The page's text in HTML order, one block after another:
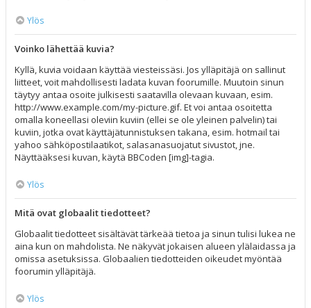
Ylös
Voinko lähettää kuvia?
Kyllä, kuvia voidaan käyttää viesteissäsi. Jos ylläpitäjä on sallinut
liitteet, voit mahdollisesti ladata kuvan foorumille. Muutoin sinun
täytyy antaa osoite julkisesti saatavilla olevaan kuvaan, esim.
http://www.example.com/my-picture.gif. Et voi antaa osoitetta
omalla koneellasi oleviin kuviin (ellei se ole yleinen palvelin) tai
kuviin, jotka ovat käyttäjätunnistuksen takana, esim. hotmail tai
yahoo sähköpostilaatikot, salasanasuojatut sivustot, jne.
Näyttääksesi kuvan, käytä BBCoden [img]-tagia.
Ylös
Mitä ovat globaalit tiedotteet?
Globaalit tiedotteet sisältävät tärkeää tietoa ja sinun tulisi lukea ne
aina kun on mahdolista. Ne näkyvät jokaisen alueen ylälaidassa ja
omissa asetuksissa. Globaalien tiedotteiden oikeudet myöntää
foorumin ylläpitäjä.
Ylös